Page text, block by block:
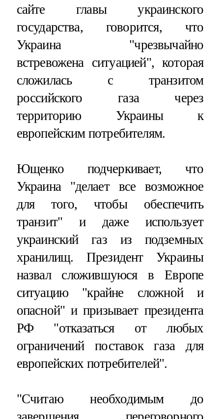
сайте главы украинского
государства, говорится, что
Украина "чрезвычайно
встревожена ситуацией", которая
сложилась с транзитом
российского газа через
территорию Украины к
европейским потребителям.
Ющенко подчеркивает, что
Украина "делает все возможное
для того, чтобы обеспечить
транзит" и даже использует
украинский газ из подземных
хранилищ. Президент Украины
назвал сложившуюся в Европе
ситуацию "крайне сложной и
опасной" и призывает президента
РФ "отказаться от любых
ограничений поставок газа для
европейских потребителей".
"Считаю необходимым до